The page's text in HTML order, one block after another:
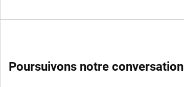
Poursuivons notre conversation